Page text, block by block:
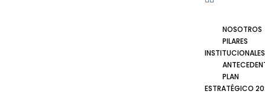
NOSOTROS
PILARES
INSTITUCIONALES
PLAN
ESTRATÉGICO